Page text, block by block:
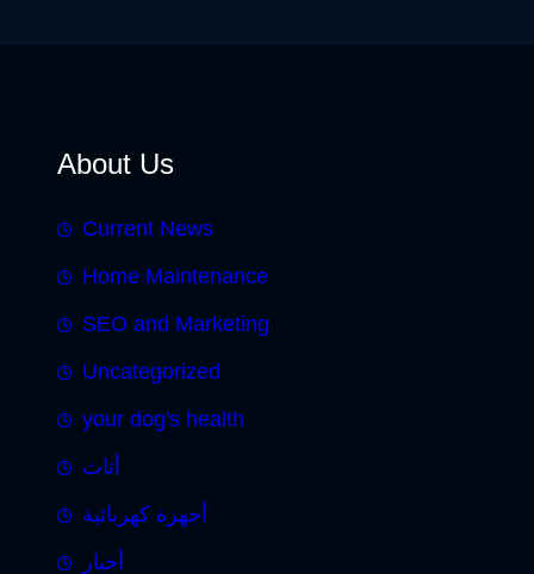
About Us
Current News
Home Maintenance
SEO and Marketing
Uncategorized
your dog's health
أثاث
أجهزة كهربائية
أخبار